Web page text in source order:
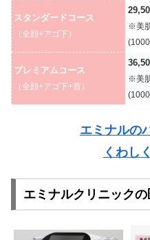
スタンダードコース
（全顔+アゴ下）
※美
プレミアムコース
（全顔+アゴ下+首）
※美
エミナルの
くわし
エミナルクリニックの